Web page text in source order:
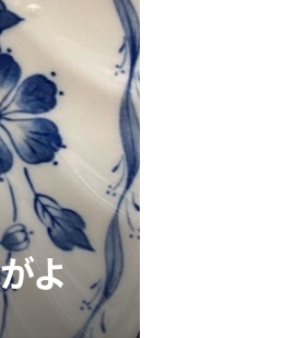
よ